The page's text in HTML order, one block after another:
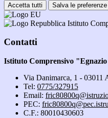
Accetta tutti Salva le preferenze
Istituto
Contatti
Istituto Comprensivo
Via Danimarca, 1 - 03011
Tel: 0775/327915
Email:
PEC:
C.F.: 80010430603